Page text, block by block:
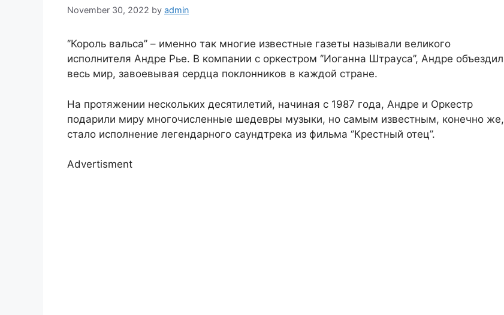
November 30, 2022 by admin
‘’Король вальса’’ – именно так многие известные газеты называли великого
исполнителя Андре Рье. В компании с оркестром ‘’Иоганна Штрауса’’, Андре объездил
весь мир, завоевывая сердца поклонников в каждой стране.
На протяжении нескольких десятилетий, начиная с 1987 года, Андре и Оркестр
подарили миру многочисленные шедевры музыки, но самым известным, конечно же,
стало исполнение легендарного саундтрека из фильма ‘’Крестный отец’’.
Advertisment